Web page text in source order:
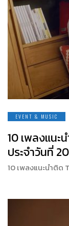
EVENT & MUSIC
10 เพลงแนะ
ประจำวันที่
10 เพลงแนะนำติด